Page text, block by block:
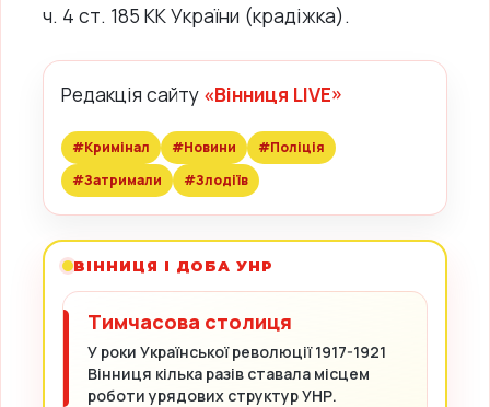
ч. 4 ст. 185 КК України (крадіжка).
Редакція сайту «Вінниця LIVE»
#Кримінал #Новини
#Поліція
#Затримали
#Злодіїв
ВІННИЦЯ І ДОБА УНР
Тимчасова столиця
У роки Української революції 1917-1921
Вінниця кілька разів ставала місцем
роботи урядових структур УНР.